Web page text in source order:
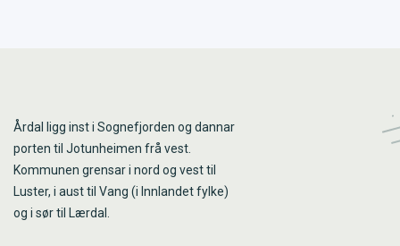
Årdal ligg inst i Sognefjorden og dannar
porten til Jotunheimen frå vest.
Kommunen grensar i nord og vest til
Luster, i aust til Vang (i Innlandet fylke)
og i sør til Lærdal.